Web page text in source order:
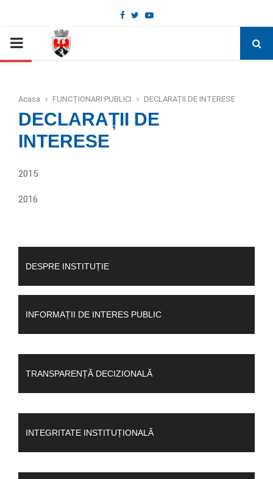
Deschide bara de unelte
Facebook
TwitterYoutube
PRIMARY
Acasa FUNCȚIONARI PUBLICI DECLARAȚII DE INTERESE
DECLARAȚII DE
INTERESE
2015
2016
DESPRE INSTITUȚIE
INFORMAȚII DE INTERES PUBLIC
TRANSPARENȚĂ DECIZIONALĂ
INTEGRITATE INSTITUȚIONALĂ